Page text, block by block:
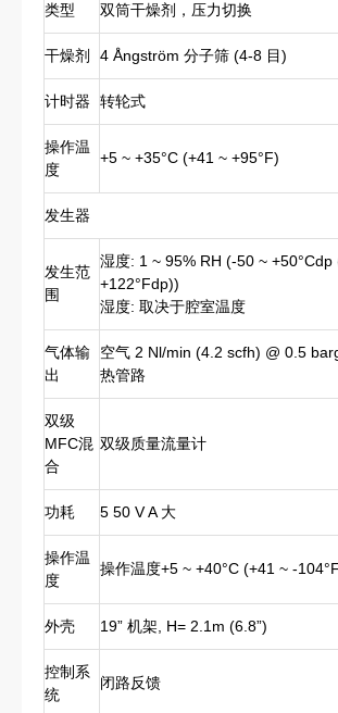
类型 双筒干燥剂，压力切换
干燥剂 4 Ångström 分子筛 (4-8 目)
计时器 转轮式
操作温
度
+5 ~ +35°C (+41 ~ +95°F)
发生器
发生范
围
湿度: 1 ~ 95% RH (-50 ~ +50°Cdp
+122°Fdp))
湿度: 取决于腔室温度
气体输
出
空气 2 Nl/min (4.2 scfh) @ 0.5
热管路
双级
MFC混
合
双级质量流量计
功耗 5 50 V A 大
操作温
度
操作温度+5 ~ +40°C (+41 ~ -
外壳 19” 机架, H= 2.1m (6.8”)
控制系
统
闭路反馈